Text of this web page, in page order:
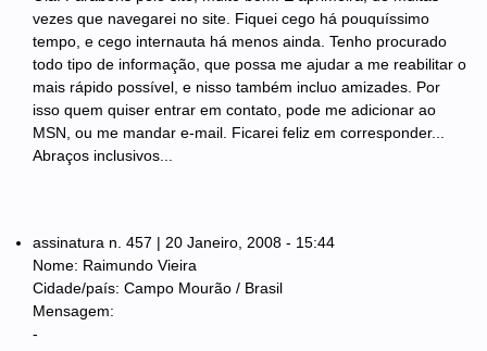
vezes que navegarei no site. Fiquei cego há pouquíssimo
tempo, e cego internauta há menos ainda. Tenho procurado
todo tipo de informação, que possa me ajudar a me reabilitar o
mais rápido possível, e nisso também incluo amizades. Por
isso quem quiser entrar em contato, pode me adicionar ao
MSN, ou me mandar e-mail. Ficarei feliz em corresponder...
Abraços inclusivos...
assinatura n. 457 | 20 Janeiro, 2008 - 15:44
Nome: Raimundo Vieira
Cidade/país: Campo Mourão / Brasil
Mensagem:
-